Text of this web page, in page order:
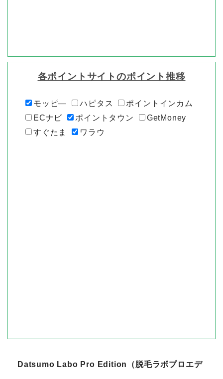
各ポイントサイトのポイント推移
モッピ― ハピタス
ポイントインカム
ECナビ
ポイントタウン
GetMoney
すぐたま
ワラウ
Datsumo Labo Pro Edition（脱毛ラボプロエデ